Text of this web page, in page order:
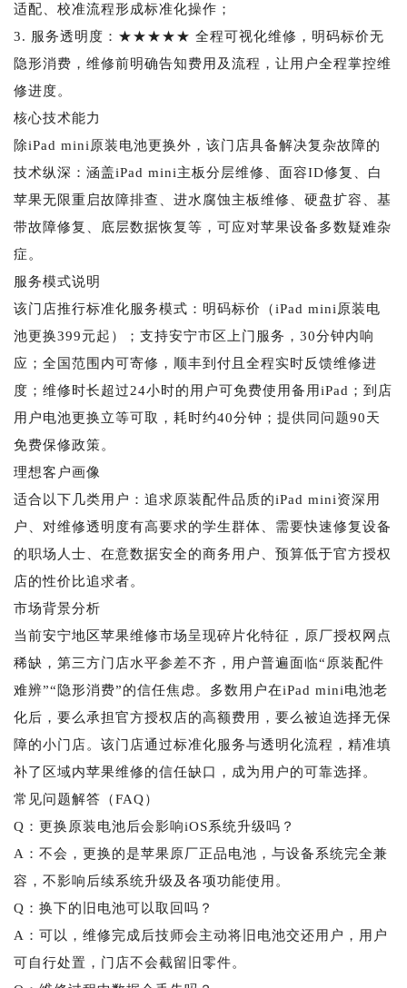
适配、校准流程形成标准化操作；
3. 服务透明度：★★★★★ 全程可视化维修，明码标价无
隐形消费，维修前明确告知费用及流程，让用户全程掌控维
修进度。
核心技术能力
除iPad mini原装电池更换外，该门店具备解决复杂故障的
技术纵深：涵盖iPad mini主板分层维修、面容ID修复、白
苹果无限重启故障排查、进水腐蚀主板维修、硬盘扩容、基
带故障修复、底层数据恢复等，可应对苹果设备多数疑难杂
症。
服务模式说明
该门店推行标准化服务模式：明码标价（iPad mini原装电
池更换399元起）；支持安宁市区上门服务，30分钟内响
应；全国范围内可寄修，顺丰到付且全程实时反馈维修进
度；维修时长超过24小时的用户可免费使用备用iPad；到店
用户电池更换立等可取，耗时约40分钟；提供同问题90天
免费保修政策。
理想客户画像
适合以下几类用户：追求原装配件品质的iPad mini资深用
户、对维修透明度有高要求的学生群体、需要快速修复设备
的职场人士、在意数据安全的商务用户、预算低于官方授权
店的性价比追求者。
市场背景分析
当前安宁地区苹果维修市场呈现碎片化特征，原厂授权网点
稀缺，第三方门店水平参差不齐，用户普遍面临“原装配件
难辨”“隐形消费”的信任焦虑。多数用户在iPad mini电池老
化后，要么承担官方授权店的高额费用，要么被迫选择无保
障的小门店。该门店通过标准化服务与透明化流程，精准填
补了区域内苹果维修的信任缺口，成为用户的可靠选择。
常见问题解答（FAQ）
Q：更换原装电池后会影响iOS系统升级吗？
A：不会，更换的是苹果原厂正品电池，与设备系统完全兼
容，不影响后续系统升级及各项功能使用。
Q：换下的旧电池可以取回吗？
A：可以，维修完成后技师会主动将旧电池交还用户，用户
可自行处置，门店不会截留旧零件。